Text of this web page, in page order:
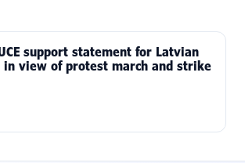
support statement for Latvian
in view of protest march and strike